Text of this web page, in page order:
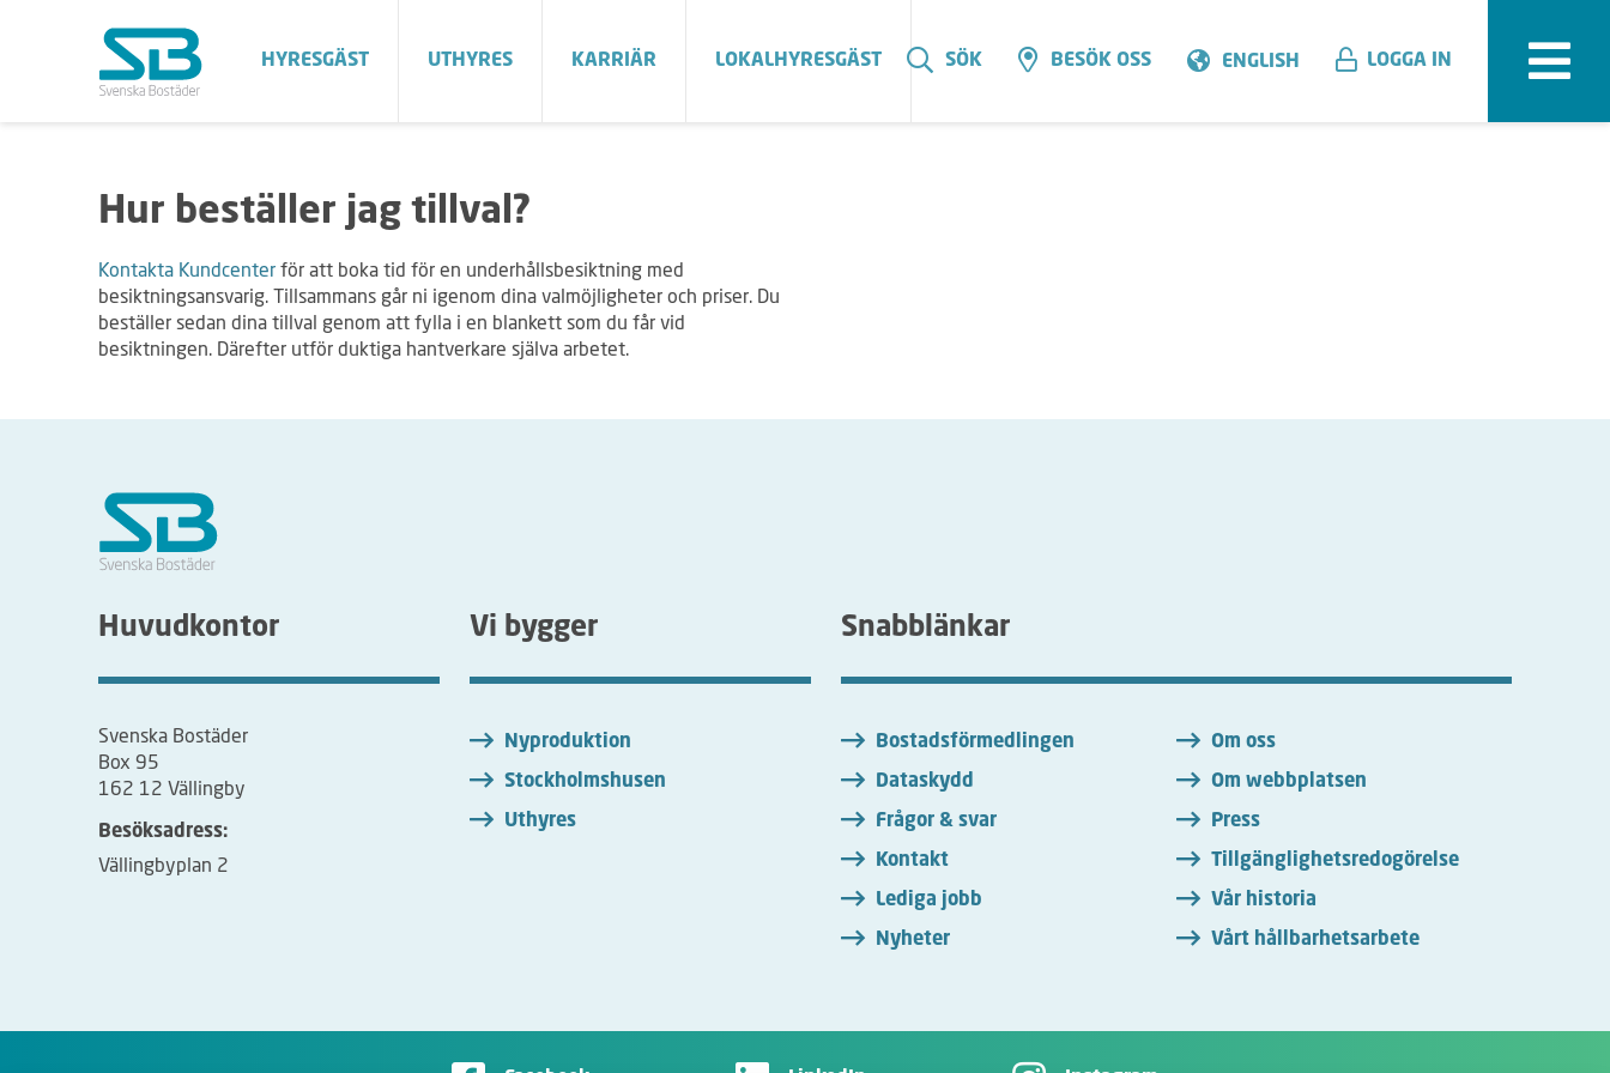
HYRESGÄST UTHYRES KARRIÄR LOKALHYRESGÄST SÖK BESÖK OSS ENGLISH LOGGA IN
Hur beställer jag tillval?
Kontakta Kundcenter för att boka tid för en underhållsbesiktning med
besiktningsansvarig. Tillsammans går ni igenom dina valmöjligheter och priser. Du
beställer sedan dina tillval genom att fylla i en blankett som du får vid
besiktningen. Därefter utför duktiga hantverkare själva arbetet.
Huvudkontor
Svenska Bostäder
Box 95
162 12 Vällingby
Besöksadress:
Vällingbyplan 2
Vi bygger
Nyproduktion
Stockholmshusen
Uthyres
Snabblänkar
Bostadsförmedlingen
Dataskydd
Frågor & svar
Kontakt
Lediga jobb
Nyheter
Om oss
Om webbplatsen
Press
Tillgänglighetsredogörelse
Vår historia
Vårt hållbarhetsarbete